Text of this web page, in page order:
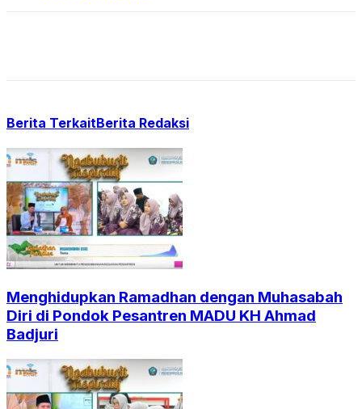
Berita TerkaitBerita Redaksi
Menghidupkan Ramadhan dengan Muhasabah
Diri di Pondok Pesantren MADU KH Ahmad
Badjuri